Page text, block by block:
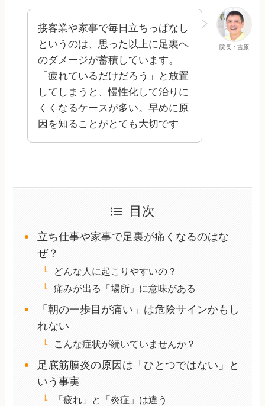
院長：吉原
接客業や家事で毎日立ちっぱなし
というのは、思った以上に足裏へ
のダメージが蓄積しています。
「疲れているだけだろう」と放置
してしまうと、慢性化して治りに
くくなるケースが多い。早めに原
因を知ることがとても大切です
目次
立ち仕事や家事で足裏が痛くなるのはな
ぜ？
どんな人に起こりやすいの？
痛みが出る「場所」に意味がある
「朝の一歩目が痛い」は危険サインかもし
れない
こんな症状が続いていませんか？
足底筋膜炎の原因は「ひとつではない」と
いう事実
「疲れ」と「炎症」は違う